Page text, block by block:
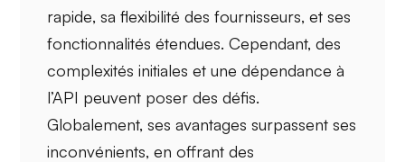
rapide, saflexibilité des fournisseurs, et ses
fonctionnalités étendues. Cependant, des
complexités initiales et unedépendance à
l’API peuvent poser des défis.
Globalement, ses avantages surpassent ses
inconvénients, en offrant des